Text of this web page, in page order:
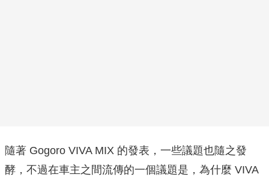
隨著 Gogoro VIVA MIX 的發表，一些議題也隨之發
酵，不過在車主之間流傳的一個議題是，為什麼 VIVA